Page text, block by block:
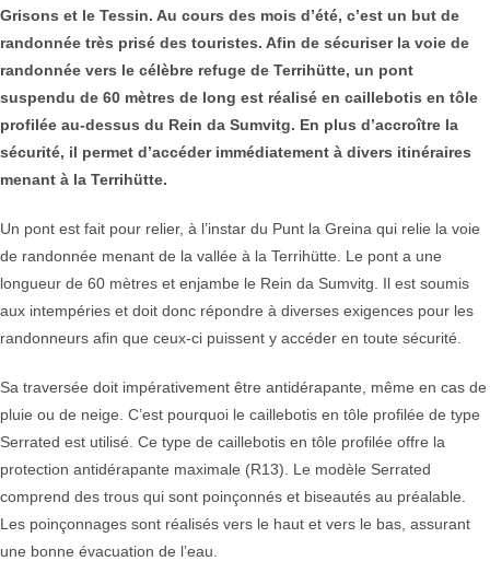
Grisons et le Tessin. Au cours des mois d’été, c’est un but de
randonnée très prisé des touristes. Afin de sécuriser la voie de
randonnée vers le célèbre refuge de Terrihütte, un pont
suspendu de 60 mètres de long est réalisé en caillebotis en tôle
profilée au-dessus du Rein da Sumvitg. En plus d’accroître la
sécurité, il permet d’accéder immédiatement à divers itinéraires
menant à la Terrihütte.
Un pont est fait pour relier, à l’instar du Punt la Greina qui relie la voie
de randonnée menant de la vallée à la Terrihütte. Le pont a une
longueur de 60 mètres et enjambe le Rein da Sumvitg. Il est soumis
aux intempéries et doit donc répondre à diverses exigences pour les
randonneurs afin que ceux-ci puissent y accéder en toute sécurité.
Sa traversée doit impérativement être antidérapante, même en cas de
pluie ou de neige. C’est pourquoi le caillebotis en tôle profilée de type
Serrated est utilisé. Ce type de caillebotis en tôle profilée offre la
protection antidérapante maximale (R13). Le modèle Serrated
comprend des trous qui sont poinçonnés et biseautés au préalable.
Les poinçonnages sont réalisés vers le haut et vers le bas, assurant
une bonne évacuation de l’eau.